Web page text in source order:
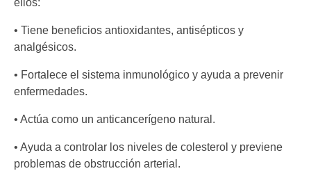
ellos:
• Tiene beneficios antioxidantes, antisépticos y
analgésicos.
• Fortalece el sistema inmunológico y ayuda a prevenir
enfermedades.
• Actúa como un anticancerígeno natural.
• Ayuda a controlar los niveles de colesterol y previene
problemas de obstrucción arterial.